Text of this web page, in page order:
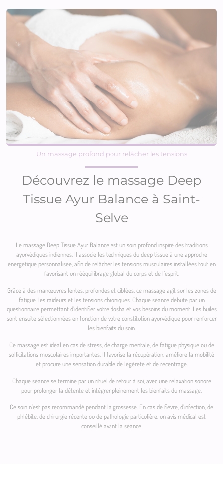
Un massage profond pour relâcher les tensions
Découvrez le massage Deep
Tissue Ayur Balance à Saint-
Selve
Le massage Deep Tissue Ayur Balance est un soin profond inspiré des traditions
ayurvédiques indiennes. Il associe les techniques du deep tissue à une approche
énergétique personnalisée, afin de relâcher les tensions musculaires installées tout en
favorisant un rééquilibrage global du corps et de l’esprit.
Grâce à des manœuvres lentes, profondes et ciblées, ce massage agit sur les zones de
fatigue, les raideurs et les tensions chroniques. Chaque séance débute par un
questionnaire permettant d’identifier votre dosha et vos besoins du moment. Les huiles
sont ensuite sélectionnées en fonction de votre constitution ayurvédique pour renforcer
les bienfaits du soin.
Ce massage est idéal en cas de stress, de charge mentale, de fatigue physique ou de
sollicitations musculaires importantes. Il favorise la récupération, améliore la mobilité
et procure une sensation durable de légèreté et de recentrage.
Chaque séance se termine par un rituel de retour à soi, avec une relaxation sonore
pour prolonger la détente et intégrer pleinement les bienfaits du massage.
Ce soin n’est pas recommandé pendant la grossesse. En cas de fièvre, d’infection, de
phlébite, de chirurgie récente ou de pathologie particulière, un avis médical est
conseillé avant la séance.